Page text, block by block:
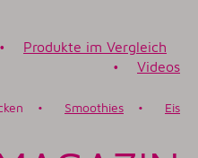
Produkte im Vergleich
• Videos
• Smoothies • Eis